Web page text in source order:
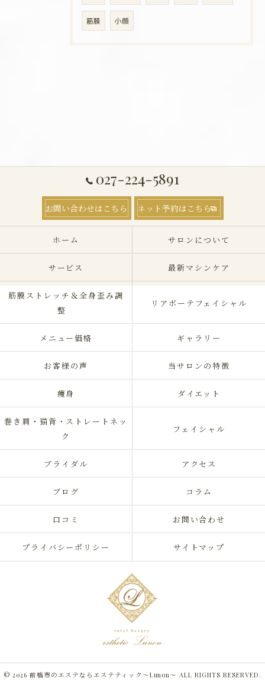
筋膜 小顔
027-224-5891
お問い合わせはこちら ネット予約はこちら
ホーム サロンについて
サービス 最新マシンケア
筋膜ストレッチ＆全身歪み調
整
リアボーテフェイシャル
メニュー価格 ギャラリー
お客様の声 当サロンの特徴
痩身 ダイエット
巻き肩・猫背・ストレートネッ
ク
フェイシャル
ブライダル アクセス
ブログ コラム
口コミ お問い合わせ
プライバシーポリシー サイトマップ
© 2026 前橋市のエステならエステティック～Lunon～ ALL RIGHTS RESERVED.